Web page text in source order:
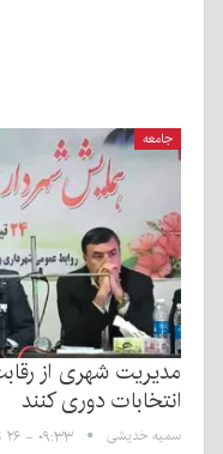
جامعه
مدیریت شهری از
انتخابات دوری کنند
سمیه خدیشی ۰۹:۳۳ - ۲۶ تیر ۱۴۰۵